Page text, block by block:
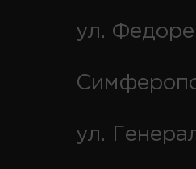
ул.
ул.